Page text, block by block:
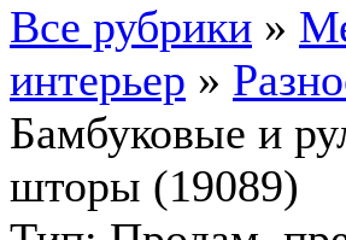
Все рубрики »
интерьер »
Бамбуковые и
шторы (19089)